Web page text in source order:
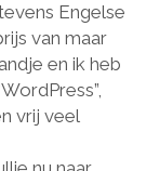
Engelse
van maar
en ik heb
vrij veel